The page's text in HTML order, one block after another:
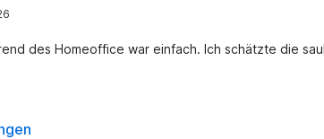
des Homeoffice war einfach. Ich schätzte die